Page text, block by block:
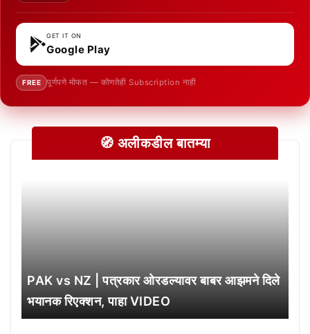
GET IT ON
Google Play
FREE पूर्णपणे मोफत — कोणतेही Subscription नाही
🧭 अलीकडील बातम्या
PAK vs NZ | पत्रकार ओरडल्यावर बाबर आझमने दिले
भयानक रिएक्शन, पाहा VIDEO